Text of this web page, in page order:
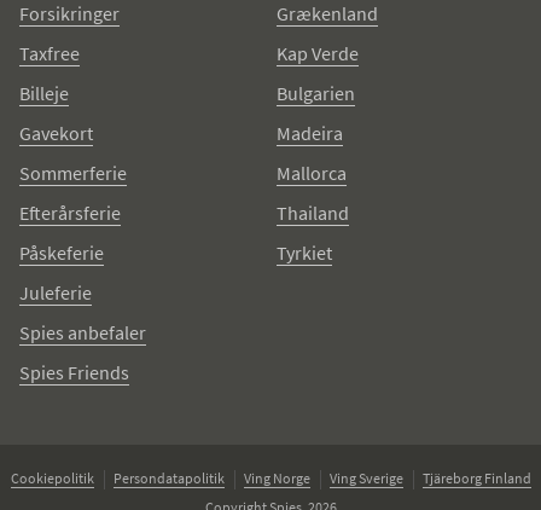
Forsikringer
Taxfree
Billeje
Gavekort
Sommerferie
Efterårsferie
Påskeferie
Juleferie
Spies anbefaler
Spies Friends
Grækenland
Kap Verde
Bulgarien
Madeira
Mallorca
Thailand
Tyrkiet
Cookiepolitik Persondatapolitik Ving Norge Ving Sverige
Tjäreborg Finland